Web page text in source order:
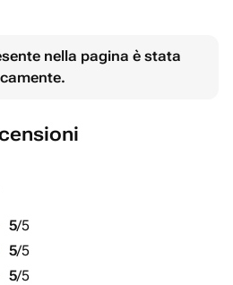
nella pagina è stata
5/5
5/5
5/5